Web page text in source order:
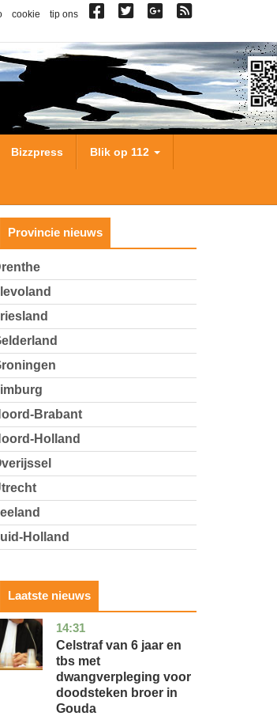
cookie tip ons
Bizzpress Blik op 112
Provincie nieuws
Brabant
Holland
Holland
Laatste nieuws
14:31
zuid-
holland
nieuws
Celstraf van 6 jaar en
tbs met
dwangverpleging voor
doodsteken broer in
Gouda